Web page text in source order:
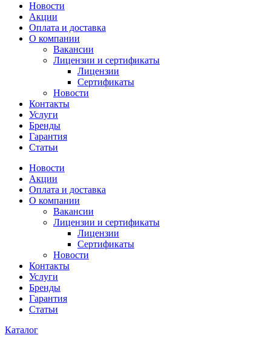
Новости
Акции
Оплата и доставка
О компании
Вакансии
Лицензии и сертификаты
Лицензии
Сертификаты
Новости
Контакты
Услуги
Бренды
Гарантия
Статьи
Новости
Акции
Оплата и доставка
О компании
Вакансии
Лицензии и сертификаты
Лицензии
Сертификаты
Новости
Контакты
Услуги
Бренды
Гарантия
Статьи
Каталог